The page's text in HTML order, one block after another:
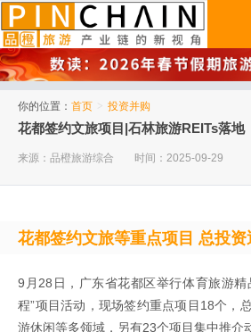
你的位置： 首页 > 投资并购
花都签约文旅项目|石林旅游REITs落地
来源：品橙旅游综合 时间：2025-09-29
花都签约文旅等重点项目 总投资
9月28日，广东省花都区举行体育旅游精
程”项目活动，现场签约重点项目18个，
游休闲等多领域，另有23个项目集中推介